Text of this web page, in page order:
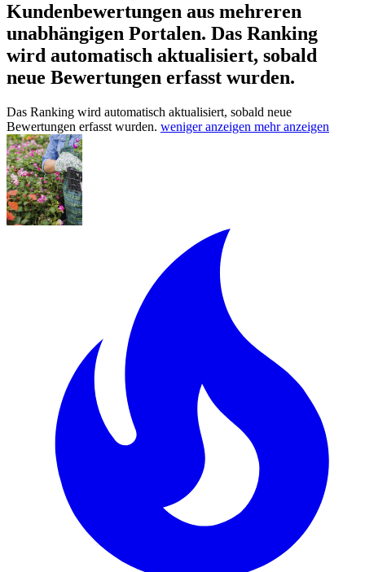
Kundenbewertungen aus mehreren
unabhängigen Portalen. Das Ranking
wird automatisch aktualisiert, sobald
neue Bewertungen erfasst wurden.
Das Ranking wird automatisch aktualisiert, sobald neue
Bewertungen erfasst wurden. weniger anzeigen mehr anzeigen